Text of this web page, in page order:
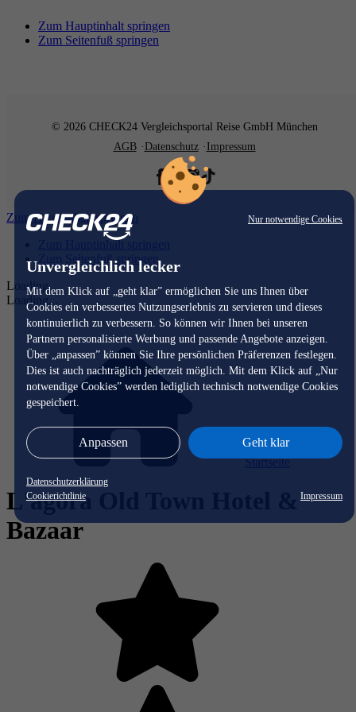
Nur notwendige Cookies
Unvergleichlich lecker
Mit dem Klick auf „geht klar” ermöglichen Sie uns Ihnen über
Cookies ein verbessertes Nutzungserlebnis zu servieren und dieses
kontinuierlich zu verbessern. So können wir Ihnen bei unseren
Partnern personalisierte Werbung und passende Angebote anzeigen.
Über „anpassen” können Sie Ihre persönlichen Präferenzen festlegen.
Dies ist auch nachträglich jederzeit möglich. Mit dem Klick auf „Nur
notwendige Cookies” werden lediglich technisch notwendige Cookies
gespeichert.
Anpassen Geht klar
Datenschutzerklärung
Cookierichtlinie
Impressum
Zum Hauptinhalt springen
Zum Seitenfuß springen
© 2026 CHECK24 Vergleichsportal Reise GmbH München
AGB
Datenschutz Impressum
Zum Hauptinhalt springen
Zum Hauptinhalt springen
Zum Seitenfuß springen
Loading...
Loading...
Startseite
L'agora Old Town Hotel &
Bazaar